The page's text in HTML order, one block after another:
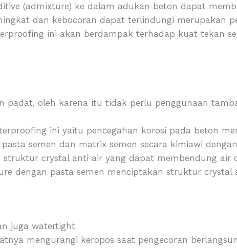
(admixture) ke dalam adukan beton dapat
dan kebocoran dapat terlindungi merupakan
ini akan berdampak terhadap kuat tekan
padat, oleh karena itu tidak perlu penggunaan
ini yaitu pencegahan korosi pada beton
semen dan matrix semen secara kimiawi
struktur crystal anti air yang dapat membendung air
dengan pasta semen menciptakan struktur crystal
juga watertight
mengurangi keropos saat pengecoran